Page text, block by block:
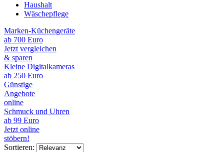
Haushalt
Wäschepflege
Marken-Küchengeräte
ab 700 Euro
Jetzt vergleichen
& sparen
Kleine Digitalkameras
ab 250 Euro
Günstige
Angebote
online
Schmuck und Uhren
ab 99 Euro
Jetzt online
stöbern!
Sortieren: